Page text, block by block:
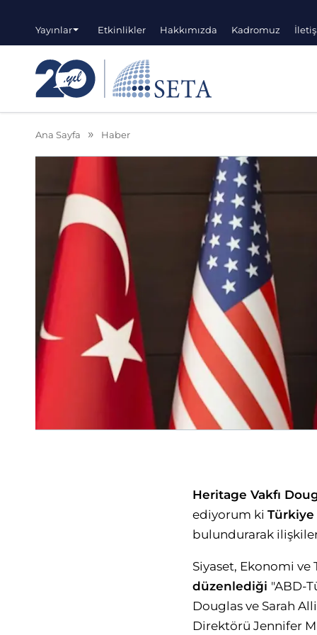
Yayınlar Etkinlikler Hakkımızda Kadromuz
Ana Sayfa Haber
Heritage Vakfı
ediyorum ki Türkiye
bulundurarak
Siyaset, Ekonomi ve
düzenlediği "ABD-
Douglas ve Sarah
Direktörü Jennifer